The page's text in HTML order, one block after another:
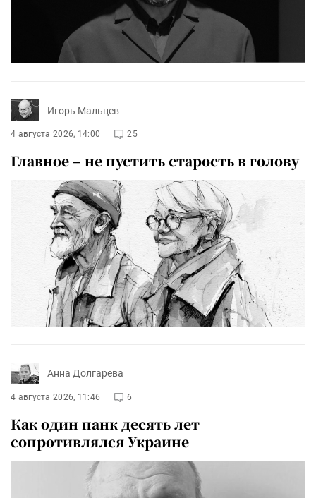
Игорь Мальцев
4 августа 2026, 14:00 25
Главное – не пустить старость в голову
Анна Долгарева
4 августа 2026, 11:46 6
Как один панк десять лет
сопротивлялся Украине